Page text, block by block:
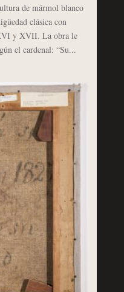
de mármol blanco
clásica con
y XVII. La obra le
el cardenal: “Su...